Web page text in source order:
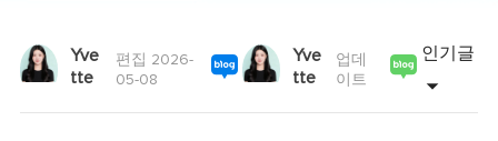
Yve
tte
편집 2026-
05-08
Yve
tte
업데
이트
인기글